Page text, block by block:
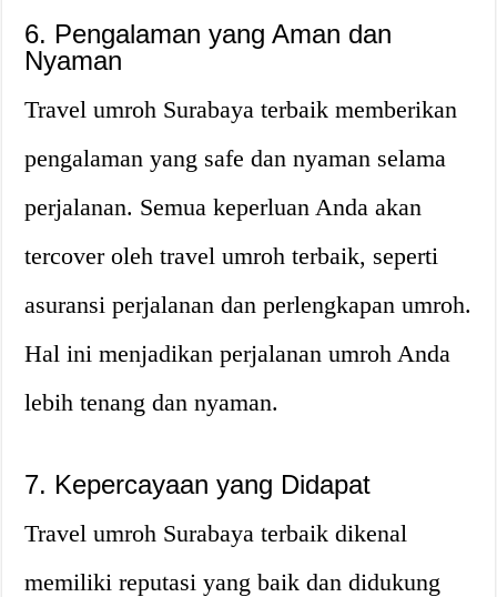
6. Pengalaman yang Aman dan
Nyaman
Travel umroh Surabaya terbaik memberikan
pengalaman yang safe dan nyaman selama
perjalanan. Semua keperluan Anda akan
tercover oleh travel umroh terbaik, seperti
asuransi perjalanan dan perlengkapan umroh.
Hal ini menjadikan perjalanan umroh Anda
lebih tenang dan nyaman.
7. Kepercayaan yang Didapat
Travel umroh Surabaya terbaik dikenal
memiliki reputasi yang baik dan didukung